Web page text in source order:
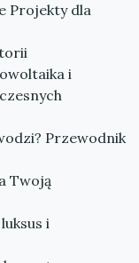
Projekty dla
i
Przewodnik
Twoją
i